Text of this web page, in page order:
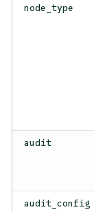
node_type
audit
audit_config